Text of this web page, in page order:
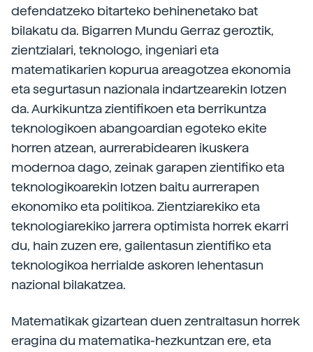
defendatzeko bitarteko behinenetako bat
bilakatu da. Bigarren Mundu Gerraz geroztik,
zientzialari, teknologo, ingeniari eta
matematikarien kopurua areagotzea ekonomia
eta segurtasun nazionala indartzearekin lotzen
da. Aurkikuntza zientifikoen eta berrikuntza
teknologikoen abangoardian egoteko ekite
horren atzean, aurrerabidearen ikuskera
modernoa dago, zeinak garapen zientifiko eta
teknologikoarekin lotzen baitu aurrerapen
ekonomiko eta politikoa. Zientziarekiko eta
teknologiarekiko jarrera optimista horrek ekarri
du, hain zuzen ere, gailentasun zientifiko eta
teknologikoa herrialde askoren lehentasun
nazional bilakatzea.
Matematikak gizartean duen zentraltasun horrek
eragina du matematika-hezkuntzan ere, eta